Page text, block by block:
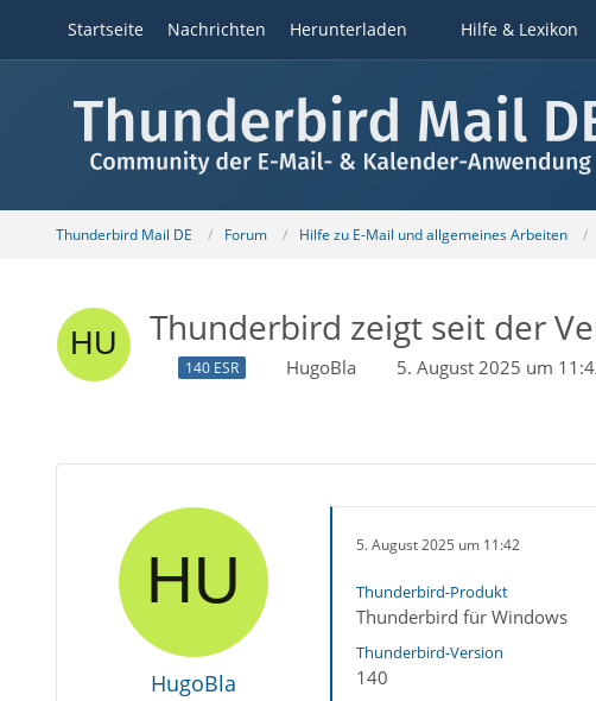
Startseite Nachrichten Herunterladen Hilfe & Lexikon
Thunderbird Mail DE Forum Hilfe zu E-Mail und allgemeines Arbeiten
Thunderbird zeigt seit der
140 ESR HugoBla 5. August 2025 um
HugoBla
5. August 2025 um 11:42
Thunderbird-Produkt
Thunderbird für Windows
Thunderbird-Version
140